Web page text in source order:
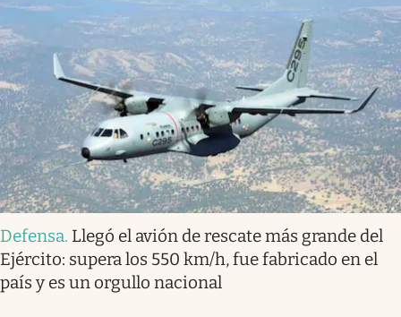
Defensa. Llegó el avión de rescate más grande del
Ejército: supera los 550 km/h, fue fabricado en el
país y es un orgullo nacional